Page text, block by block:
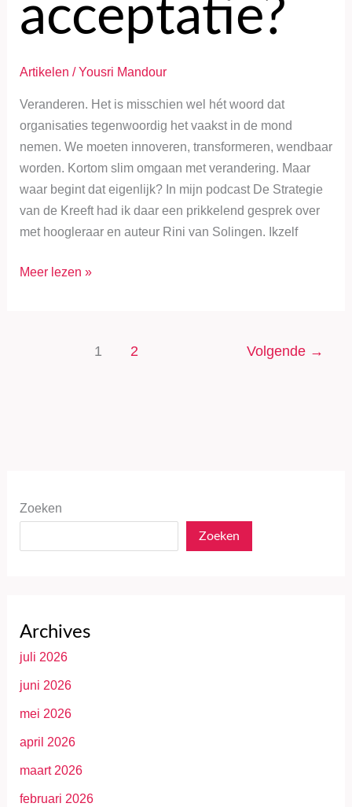
acceptatie?
Artikelen /Yousri Mandour
Veranderen. Het is misschien wel hét woord dat
organisaties tegenwoordig het vaakst in de mond
nemen. We moeten innoveren, transformeren, wendbaar
worden. Kortom slim omgaan met verandering. Maar
waar begint dat eigenlijk? In mijn podcast De Strategie
van de Kreeft had ik daar een prikkelend gesprek over
met hoogleraar en auteur Rini van Solingen. Ikzelf
Meer lezen »
1 2 Volgende →
Zoeken
Zoeken
Archives
juli 2026
juni 2026
mei 2026
april 2026
maart 2026
februari 2026